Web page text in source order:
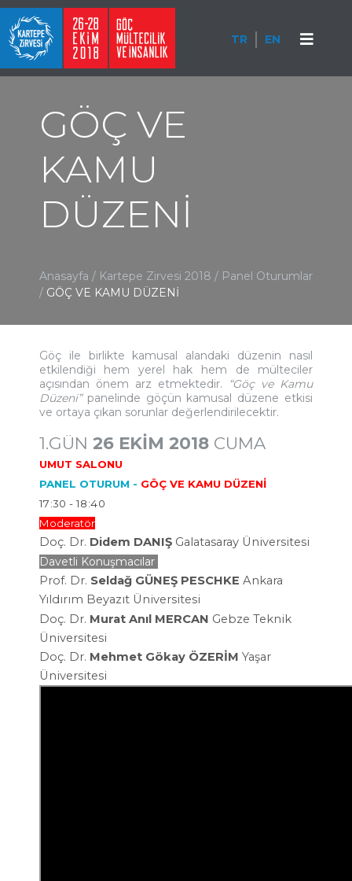
TR EN
GÖÇ VE
KAMU
DÜZENİ
Anasayfa / Kartepe Zirvesi 2018 / Panel Oturumlar
/ GÖÇ VE KAMU DÜZENİ
Göç ile birlikte kamusal alandaki düzenin nasıl
etkilendiği hem yerel hak hem de mülteciler
açısından önem arz etmektedir.
“Göç ve Kamu
Düzeni”panelinde göçün kamusal düzene etkisi
ve ortaya çıkan sorunlar değerlendirilecektir.
1.GÜN 26 EKİM 2018 CUMA
UMUT SALONU
PANEL OTURUM - GÖÇ VE KAMU DÜZENİ
17:30 - 18:40
Moderatör
Doç. Dr. Didem DANIŞ Galatasaray Üniversitesi
Davetli Konuşmacılar
Prof. Dr. Seldağ GÜNEŞ PESCHKE Ankara
Yıldırım Beyazıt Üniversitesi
Doç. Dr. Murat Anıl MERCAN Gebze Teknik
Üniversitesi
Doç. Dr. Mehmet Gökay ÖZERİM Yaşar
Üniversitesi